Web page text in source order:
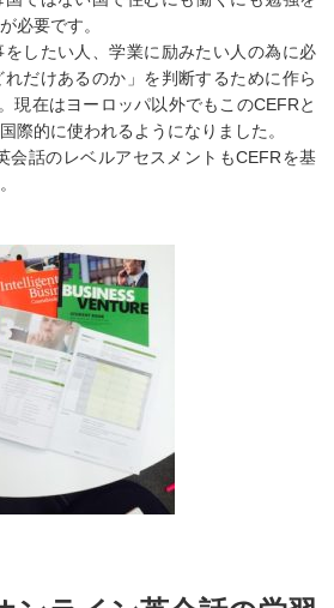
必要です。
したい人、学業に励みたい人の為に必
れだけあるのか」を判断するために作ら
現在はヨーロッパ以外でもこのCEFRと
際的に使われるようになりました。
会話のレベルアセスメントもCEFRを基